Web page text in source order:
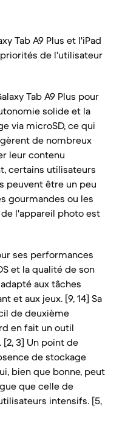
Tab A9 Plus et l'iPad
de l'utilisateur
Tab A9 Plus pour
solide et la
via microSD, ce qui
de nombreux
leur contenu
certains utilisateurs
peuvent être un peu
gourmandes ou les
l'appareil photo est
ses performances
et la qualité de son
aux tâches
et aux jeux. [9, 14] Sa
de deuxième
en fait un outil
3] Un point de
de stockage
bien que bonne, peut
que celle de
intensifs. [5,